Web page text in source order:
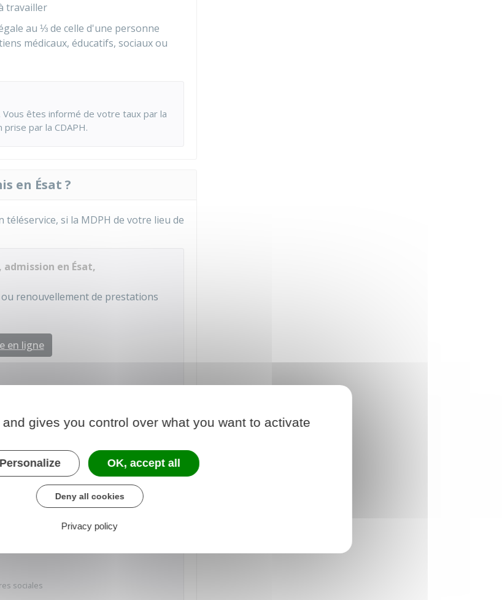
travailler
au ⅓ de celle d'une personne
médicaux, éducatifs, sociaux ou
êtes informé de votre taux par la
par la CDAPH.
en Ésat ?
téléservice, si la MDPH de votre lieu de
admission en Ésat,
renouvellement de prestations
en ligne
(AAH, PCH, CMI,
sociales
gives you control over what you want to activate
Personalize OK, accept all
Deny all cookies
Privacy policy